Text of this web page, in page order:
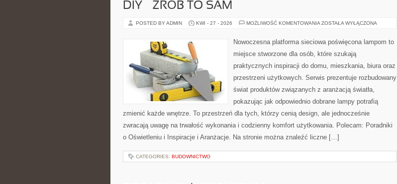
DIY – ZRÓB TO SAM
POSTED BY ADMIN KWI - 27 - 2026 MOŻLIWOŚĆ KOMENTOWANIA DIY
SAM
ZOSTAŁA WYŁĄCZONA
Nowoczesna platforma sieciowa poświęcona lampom to
miejsce stworzone dla osób, które szukają
praktycznych inspiracji do domu, mieszkania, biura oraz
przestrzeni użytkowych. Serwis prezentuje rozbudowany
świat produktów związanych z aranżacją światła,
pokazując jak odpowiednio dobrane lampy potrafią
zmienić każde wnętrze. To przestrzeń dla tych, którzy cenią design, ale jednocześnie
zwracają uwagę na trwałość wykonania i codzienny komfort użytkowania. Polecam: Poradniki
o Oświetleniu i Inspiracje i Aranżacje. Na stronie można znaleźć liczne […]
CATEGORIES: BUDOWNICTWO